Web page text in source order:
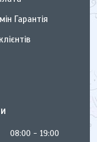
Гарантія
08:00
19:00